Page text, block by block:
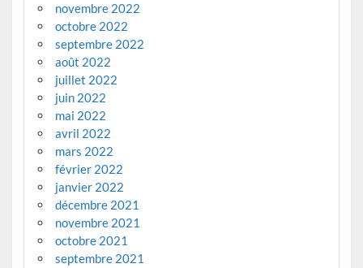
novembre 2022
octobre 2022
septembre 2022
août 2022
juillet 2022
juin 2022
mai 2022
avril 2022
mars 2022
février 2022
janvier 2022
décembre 2021
novembre 2021
octobre 2021
septembre 2021